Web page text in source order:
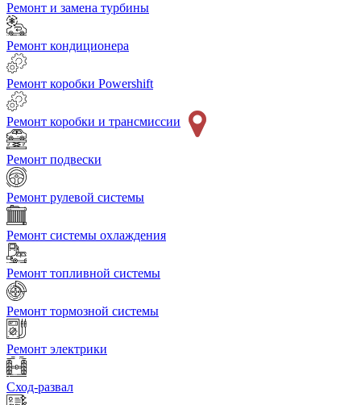
Ремонт и замена турбины
Ремонт кондиционера
Ремонт коробки Powershift
Ремонт коробки и трансмиссии
Ремонт подвески
Ремонт рулевой системы
Ремонт системы охлаждения
Ремонт топливной системы
Ремонт тормозной системы
Ремонт электрики
Сход-развал